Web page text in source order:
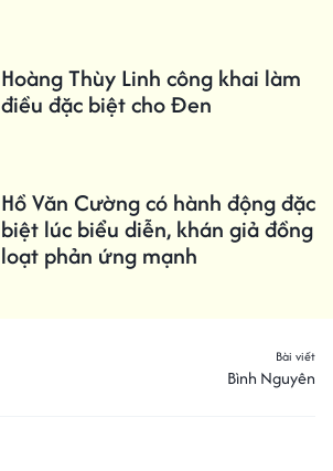
Hoàng Thùy Linh công khai làm
điều đặc biệt cho Đen
Hồ Văn Cường có hành động đặc
biệt lúc biểu diễn, khán giả đồng
loạt phản ứng mạnh
Bài viết
Bình Nguyên